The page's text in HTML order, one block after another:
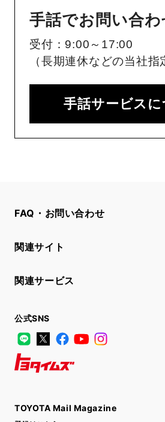
手話でお問い合わ
受付：9:00～17:00
（長期連休などの当社指
手話サービスに
FAQ・お問い合わせ
関連サイト
関連サービス
公式SNS
LINE
X FacebookYouTube
TOYOTA Mail Magazine